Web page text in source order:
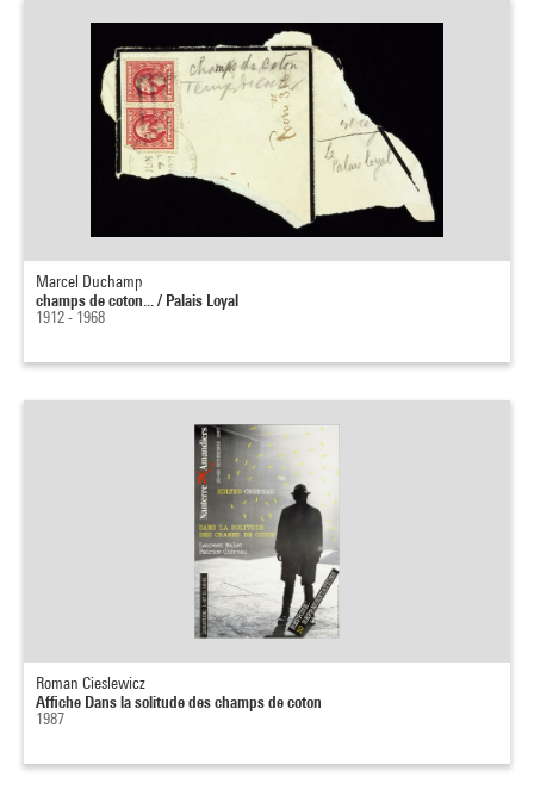
Marcel Duchamp
champs de coton... / Palais Loyal
1912 - 1968
Roman Cieslewicz
Affiche Dans la solitude des champs de coton
1987